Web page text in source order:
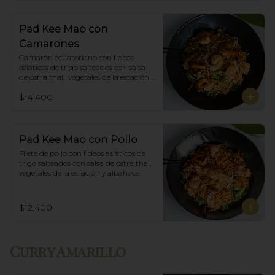
Pad Kee Mao con
Camarones
Camarón ecuatoriano con fideos
asiáticos de trigo salteados con salsa
de ostra thai,  vegetales de la estación y
$14.400
Pad Kee Mao con Pollo
Filete de pollo con fideos asiáticos de
trigo salteados con salsa de ostra thai,
vegetales de la estación y albahaca.
$12.400
Curry Amarillo